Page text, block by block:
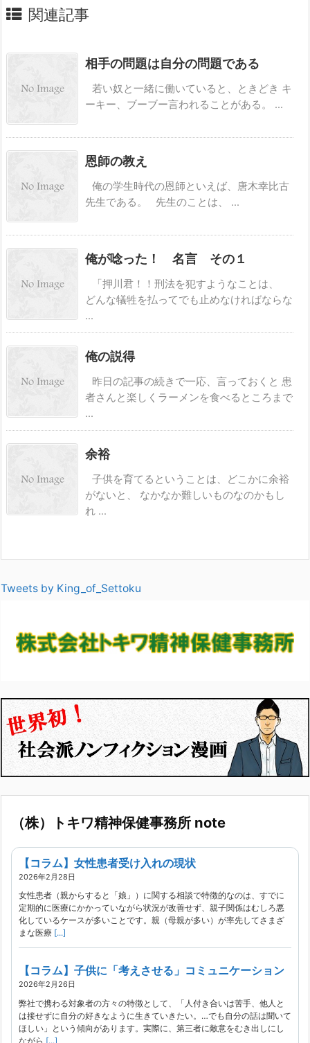
関連記事
相手の問題は自分の問題である
若い奴と一緒に働いていると、ときどき キ
ーキー、ブーブー言われることがある。 ...
恩師の教え
俺の学生時代の恩師といえば、唐木幸比古
先生である。 先生のことは、 ...
俺が唸った！ 名言 その１
「押川君！！刑法を犯すようなことは、
どんな犠牲を払ってでも止めなければならな
...
俺の説得
昨日の記事の続きで一応、言っておくと 患
者さんと楽しくラーメンを食べるところまで
...
余裕
子供を育てるということは、どこかに余裕
がないと、 なかなか難しいものなのかもし
れ ...
Tweets by King_of_Settoku
（株）トキワ精神保健事務所 note
【コラム】女性患者受け入れの現状
2026年2月28日
女性患者（親からすると「娘」）に関する相談で特徴的なのは、すでに
定期的に医療にかかっていながら状況が改善せず、親子関係はむしろ悪
化しているケースが多いことです。親（母親が多い）が率先してさまざ
まな医療 [...]
【コラム】子供に「考えさせる」コミュニケーション
2026年2月26日
弊社で携わる対象者の方々の特徴として、「人付き合いは苦手、他人と
は接せずに自分の好きなように生きていきたい。…でも自分の話は聞いて
ほしい」という傾向があります。実際に、第三者に敵意をむき出しにし
ながら [...]